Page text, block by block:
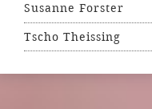
Susanne Forster
Tscho Theissing